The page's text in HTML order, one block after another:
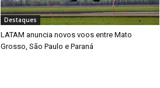
Destaques
LATAM anuncia novos voos entre Mato
Grosso, São Paulo e Paraná